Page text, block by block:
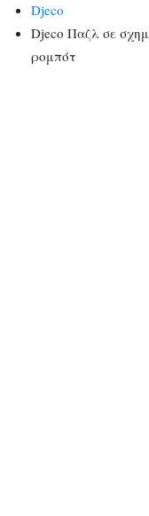
Djeco
Djeco Παζλ σε
ρομπότ